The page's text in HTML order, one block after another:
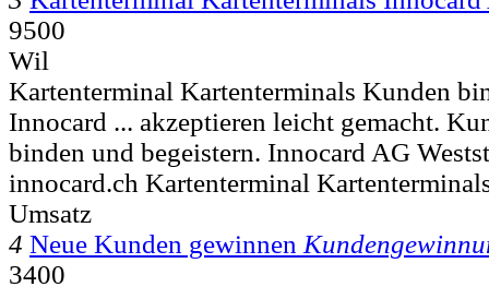
9500
Wil
Kartenterminal Kartenterminals Kunden
Innocard ... akzeptieren leicht gemacht.
binden und begeistern. Innocard AG
innocard.ch Kartenterminal
Umsatz
4 Neue Kunden gewinnen
3400